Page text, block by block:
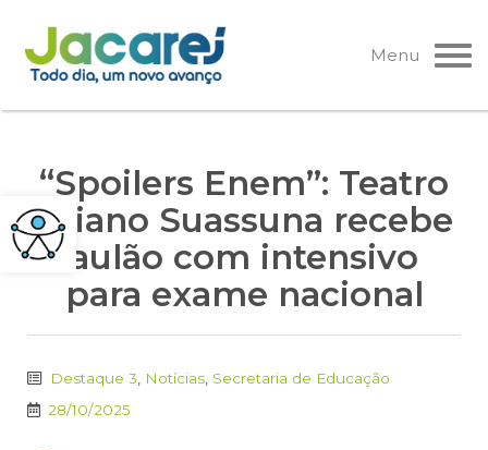
Pular
para
o
Menu
“Spoilers Enem”: Teatro
Ariano Suassuna recebe
aulão com intensivo
para exame nacional
Destaque 3 Notícias Secretaria de Educação
28/10/2025